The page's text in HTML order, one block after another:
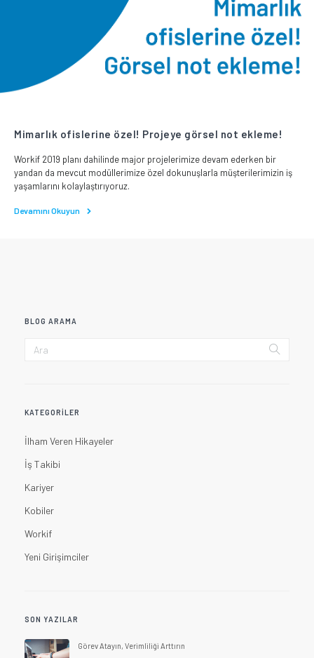
Mimarlık ofislerine özel! Projeye görsel not ekleme!
Workif 2019 planı dahilinde major projelerimize devam ederken bir
yandan da mevcut modüllerimize özel dokunuşlarla müşterilerimizin iş
yaşamlarını kolaylaştırıyoruz.
Devamını Okuyun
BLOG ARAMA
KATEGORILER
İlham Veren Hikayeler
İş Takibi
Kariyer
Kobiler
Workif
Yeni Girişimciler
SON YAZILAR
Görev Atayın, Verimliliği Arttırın